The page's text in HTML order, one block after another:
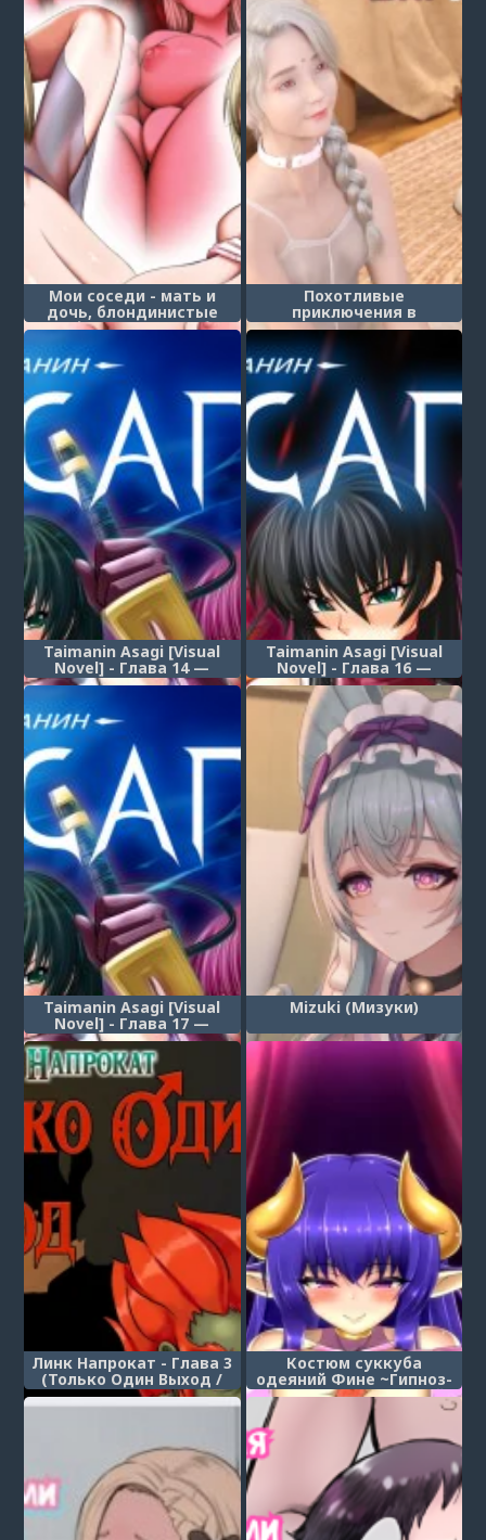
Мои соседи - мать и
дочь, блондинистые
нимфоманки-суккубы
(Otonari-san wa Inran
Kinpatsu Succubus Oyako)
Похотливые
приключения в
Альтернативном мире -
Глава 3.3
Taimanin Asagi [Visual
Novel] - Глава 14 —
Противостояние — итог
Taimanin Asagi [Visual
Novel] - Глава 16 —
Конец...
Taimanin Asagi [Visual
Novel] - Глава 17 —
Неприкаянное сердце —
часть 1
Mizuki (Мизуки)
Линк Напрокат - Глава 3
(Только Один Выход /
Lending Link Out: Only
Way Out)
Костюм суккуба
одеяний Фине ~Гипноз-
дрессировка малышей~
(Dress Succubus Fine no
Oyoufuku Aka-chan
Choukyou Saimin)